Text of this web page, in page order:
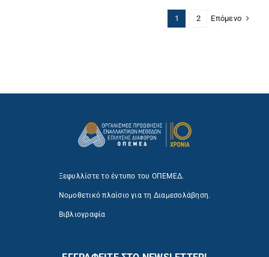
1 2 Επόμενο
Ξεφυλλίστε το έντυπο του ΟΠΕΜΕΔ.
Νομοθετικό πλαίσιο για τη Διαμεσολάβηση.
Βιβλιογραφία